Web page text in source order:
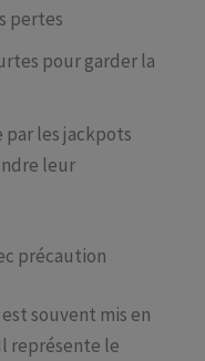
pertes
pour garder la
par les jackpots
leur
précaution
souvent mis en
représente le